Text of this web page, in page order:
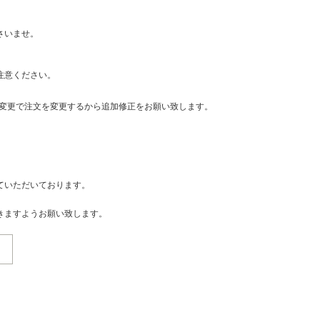
ませ。
ください。
で注文を変更するから追加修正をお願い致します。
ただいております。
すようお願い致します。